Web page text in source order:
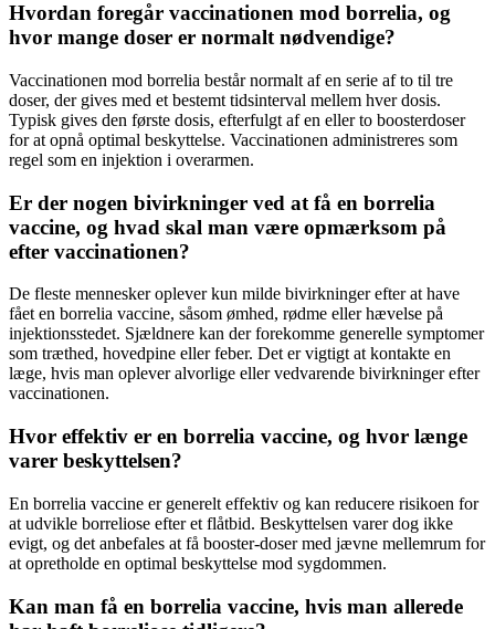
Hvordan foregår vaccinationen mod borrelia, og
hvor mange doser er normalt nødvendige?
Vaccinationen mod borrelia består normalt af en serie af to til tre
doser, der gives med et bestemt tidsinterval mellem hver dosis.
Typisk gives den første dosis, efterfulgt af en eller to boosterdoser
for at opnå optimal beskyttelse. Vaccinationen administreres som
regel som en injektion i overarmen.
Er der nogen bivirkninger ved at få en borrelia
vaccine, og hvad skal man være opmærksom på
efter vaccinationen?
De fleste mennesker oplever kun milde bivirkninger efter at have
fået en borrelia vaccine, såsom ømhed, rødme eller hævelse på
injektionsstedet. Sjældnere kan der forekomme generelle symptomer
som træthed, hovedpine eller feber. Det er vigtigt at kontakte en
læge, hvis man oplever alvorlige eller vedvarende bivirkninger efter
vaccinationen.
Hvor effektiv er en borrelia vaccine, og hvor længe
varer beskyttelsen?
En borrelia vaccine er generelt effektiv og kan reducere risikoen for
at udvikle borreliose efter et flåtbid. Beskyttelsen varer dog ikke
evigt, og det anbefales at få booster-doser med jævne mellemrum for
at opretholde en optimal beskyttelse mod sygdommen.
Kan man få en borrelia vaccine, hvis man allerede